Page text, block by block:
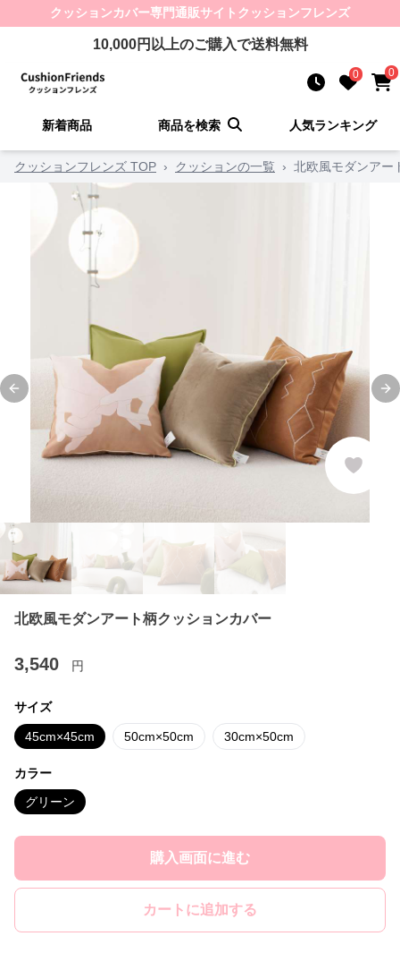
クッションカバー専門通販サイト クッションフレンズ
10,000円以上のご購入で送料無料
0 0
新着商品 商品を検索 人気ランキング
クッションフレンズ TOP › クッションの一覧 › 北欧風モダンアー
Previous slide
北欧風モダンアート柄クッションカバー
3,540 円
サイズ
45cm×45cm 50cm×50cm 30cm×50cm
カラー
グリーン
購入画面に進む
カートに追加する